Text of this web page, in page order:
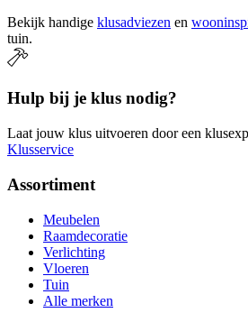
Bekijk handige klusadviezen en
tuin.
Hulp bij je klus nodig?
Laat jouw klus uitvoeren door een
Klusservice
Assortiment
Meubelen
Raamdecoratie
Verlichting
Vloeren
Tuin
Alle merken